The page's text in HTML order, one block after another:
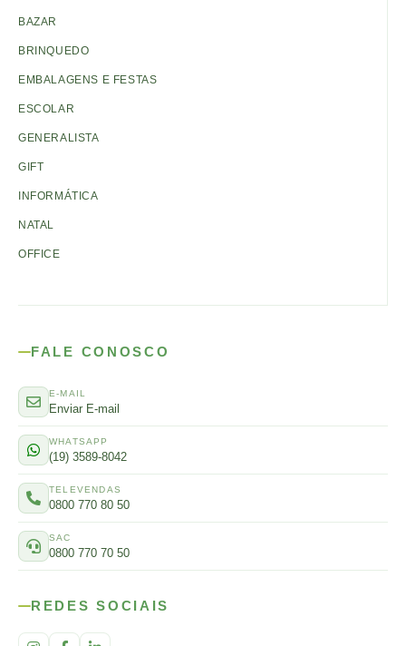
BAZAR
BRINQUEDO
EMBALAGENS E FESTAS
ESCOLAR
GENERALISTA
GIFT
INFORMÁTICA
NATAL
OFFICE
FALE CONOSCO
E-MAIL
Enviar E-mail
WHATSAPP
(19) 3589-8042
TELEVENDAS
0800 770 80 50
SAC
0800 770 70 50
REDES SOCIAIS